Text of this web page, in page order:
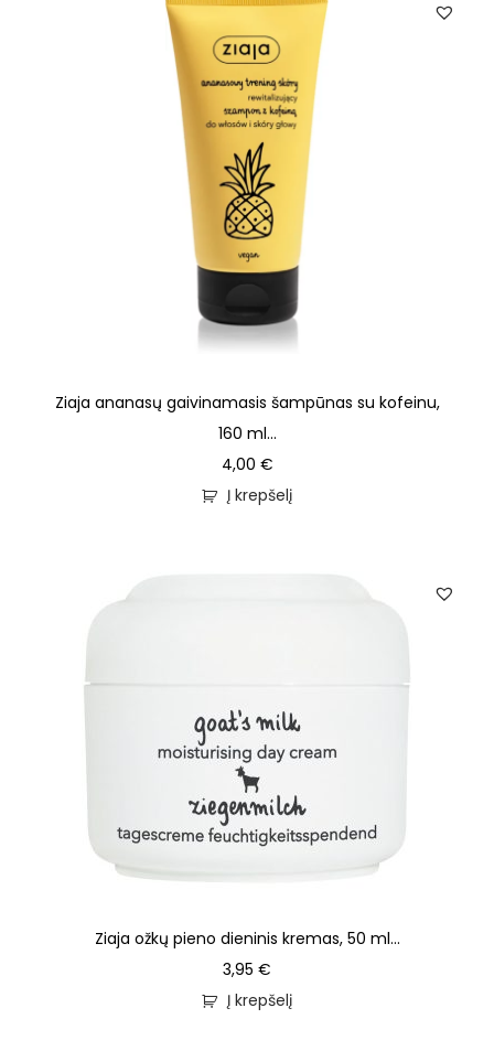
Ziaja ananasų gaivinamasis šampūnas su kofeinu,
160 ml...
4,00 €
Į krepšelį
Ziaja ožkų pieno dieninis kremas, 50 ml...
3,95 €
Į krepšelį